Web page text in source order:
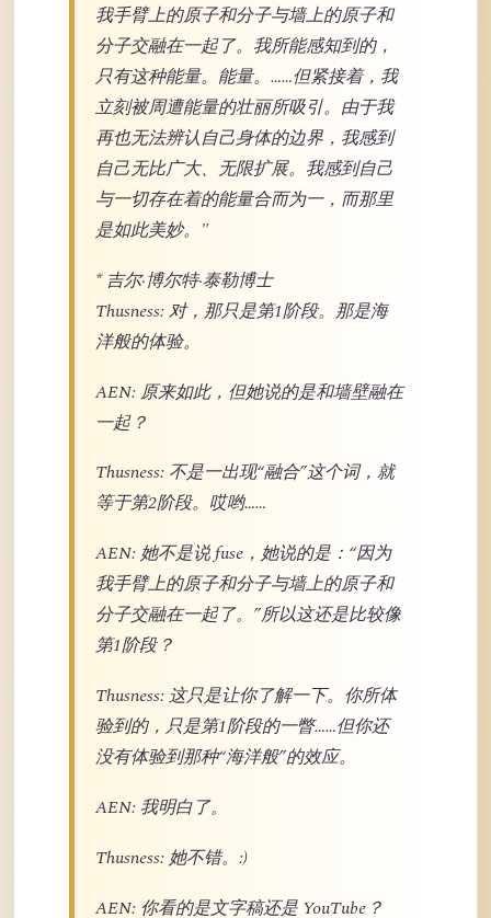
我手臂上的原子和分子与墙上的原子和
分子交融在一起了。我所能感知到的，
只有这种能量。能量。……但紧接着，我
立刻被周遭能量的壮丽所吸引。由于我
再也无法辨认自己身体的边界，我感到
自己无比广大、无限扩展。我感到自己
与一切存在着的能量合而为一，而那里
是如此美妙。"
* 吉尔·博尔特·泰勒博士
Thusness: 对，那只是第1阶段。那是海
洋般的体验。
AEN: 原来如此，但她说的是和墙壁融在
一起？
Thusness: 不是一出现“融合”这个词，就
等于第2阶段。哎哟……
AEN: 她不是说 fuse，她说的是：“因为
我手臂上的原子和分子与墙上的原子和
分子交融在一起了。”所以这还是比较像
第1阶段？
Thusness: 这只是让你了解一下。你所体
验到的，只是第1阶段的一瞥……但你还
没有体验到那种“海洋般”的效应。
AEN: 我明白了。
Thusness: 她不错。:)
AEN: 你看的是文字稿还是 YouTube？